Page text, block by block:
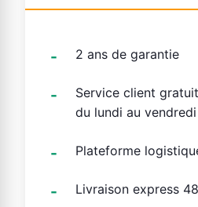
2 ans de garantie
Service client gratuit
du lundi au
Plateforme
Livraison express